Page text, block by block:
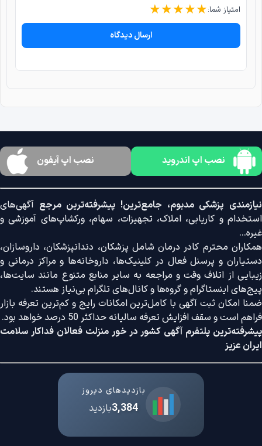
امتیاز شما: ★★★★★
ارسال دیدگاه
نصب اپ اندروید نصب اپ آیفون
نیازمندی پزشکی مدبوم، جامع‌ترین! پیشرفته‌ترین مرجع آگهی‌های
استخدام و کاریابی، املاک، تجهیزات، سهام، ورکشاپ‌های آموزشی و
غیره...
همکاران محترم کادر درمان شامل پزشکان، دندانپزشکان، داروسازان،
دستیاران و پرسنل فعال در کلینیک‌ها، داروخانه‌ها و مراکز درمانی و
زیبایی از اتلاف وقت و مراجعه به سایر منابع متنوع مانند سایت‌ها،
پیج‌های اینستاگرام و گروه‌ها و کانال‌های تلگرام بی‌نیاز هستند.
ضمنا امکان ثبت آگهی با کامل‌ترین امکانات رایج و کم‌ترین تعرفه بازار
فراهم است و سقف افزایش تعرفه سالیانه حداکثر 50 درصد خواهد بود.
پیشرفته‌ترین پلتفرم آگهی کشور در خور منزلت فعالان فداکار سلامت
ایران عزیز
بازدیدهای دیروز
3,384بازدید